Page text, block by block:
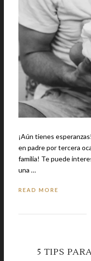
¡Aún tienes
en padre por tercera
familia! Te puede interesar 10 señales de que estás con
una …
READ MORE
5 TIPS